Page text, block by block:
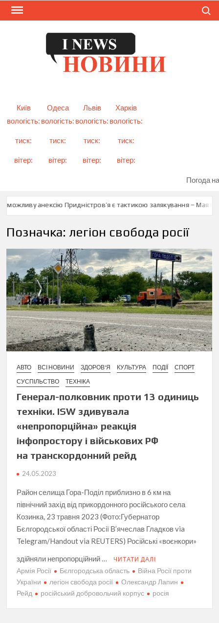
Skip
Київ
Одеса Львів
Харків
вологість:
тиск:
вітер:
вологість:
тиск:
вітер:
вологість:
тиск:
вітер:
вологість:
тиск:
вітер:
Погода
можливу анексію Придністров’я є тактикою залякування – Мая
Позначка: легіон свобода росії
АВТО ВСІ НОВИНИ ЗДОРОВ'Я КУЛЬТУРА ПОДІЇ
СПОРТ
СУСПІЛЬСТВО
ТЕХНІКА
Генерал-полковник проти 13 одиниць
техніки. ISW здивувала
«непропорційна» реакція
інфопростору і військових РФ
на транскордонний рейд
24.05.2023
Район селища Гора-Поділ приблизно в 6 км на
північний захід від прикордонного російського села
Козинка, 23 травня 2023 (Фото:Губернатор
Бєлгородської області Росії В’ячеслав Гладков via
Telegram/Handout via REUTERS) Російські «воєнкори»
здійняли непропорційний …
ЧИТАТИ ДАЛІ
Армія Росії Бєлгородська область
Війна Росії проти
України
легіон свобода росії
Олександр Лапин
Рейд
російський добровольчий корпус росія